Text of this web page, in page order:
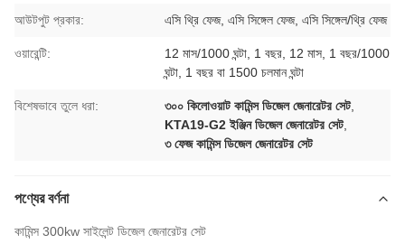
আউটপুট প্রকার: এসি থ্রি ফেজ, এসি সিঙ্গেল ফেজ, এসি সিঙ্গেল/থ্রি ফেজ
ওয়ারেন্টি:
12 মাস/1000 ঘন্টা, 1 বছর, 12 মাস, 1 বছর/1000
ঘন্টা, 1 বছর বা 1500 চলমান ঘন্টা
বিশেষভাবে তুলে ধরা: ৩০০ কিলোওয়াট কামিন্স ডিজেল জেনারেটর সেট,
KTA19-G2 ইঞ্জিন ডিজেল জেনারেটর সেট,
৩ ফেজ কামিন্স ডিজেল জেনারেটর সেট
পণ্যের বর্ণনা
কামিন্স 300kw সাইলেন্ট ডিজেল জেনারেটর সেট